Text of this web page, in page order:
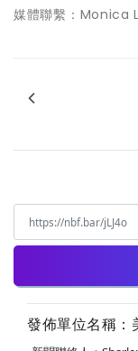
媒體聯繫：Monica
發佈單位名稱：